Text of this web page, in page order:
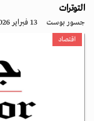
التوترات
جسور بوست 13 فبراير 2026 - 15:03
اقتصاد